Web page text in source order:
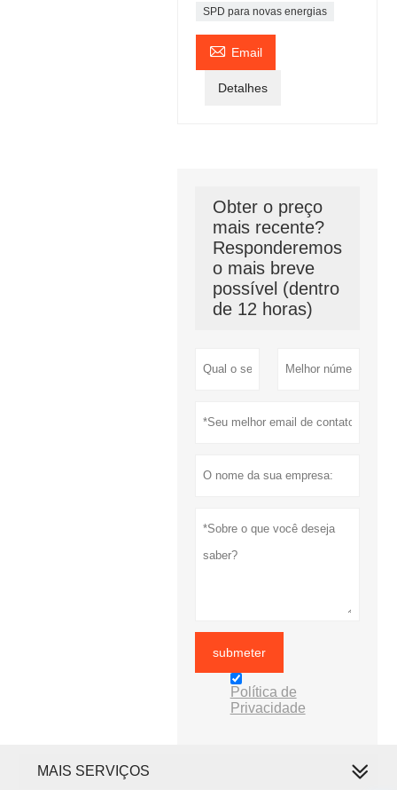
SPD para novas energias
 Email
Detalhes
Obter o preço
mais recente?
Responderemos
o mais breve
possível (dentro
de 12 horas)
submeter
Política de
Privacidade
MAIS SERVIÇOS